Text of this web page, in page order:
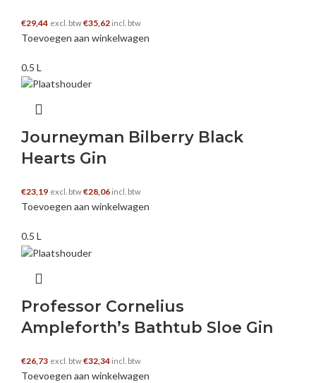
€29,44 excl. btw€35,62 incl. btw
Toevoegen aan winkelwagen
0.5 L
Journeyman Bilberry Black
Hearts Gin
€23,19 excl. btw€28,06 incl. btw
Toevoegen aan winkelwagen
0.5 L
Professor Cornelius
Ampleforth’s Bathtub Sloe Gin
€26,73 excl. btw€32,34 incl. btw
Toevoegen aan winkelwagen